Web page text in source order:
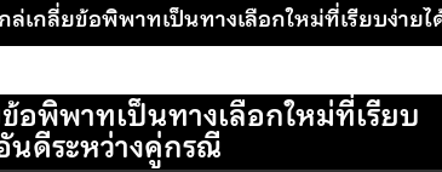
ล่เกลี่ยข้อพิพาทเป็นทางเลือกใหม่ที่เรียบง่าย
อพิพาทเป็นทางเลือกใหม่ที่เรียบ
นดีระหว่างคู่กรณี